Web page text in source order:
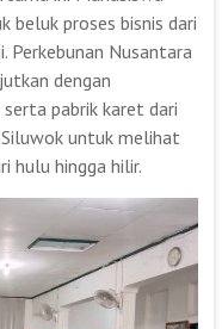
beluk proses bisnis dari
Perkebunan Nusantara
dengan
pabrik karet dari
Siluwok untuk melihat
hulu hingga hilir.